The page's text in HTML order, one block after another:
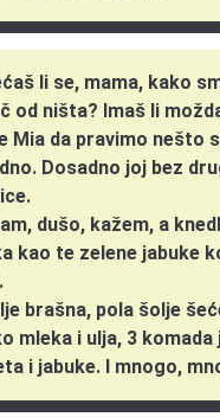
li se, mama, kako
od ništa? Imaš li
Mia da pravimo nešto
Dosadno joj bez
dušo, kažem, a
kao te zelene jabuke
brašna, pola šolje
mleka i ulja, 3 komada
i jabuke. I mnogo,